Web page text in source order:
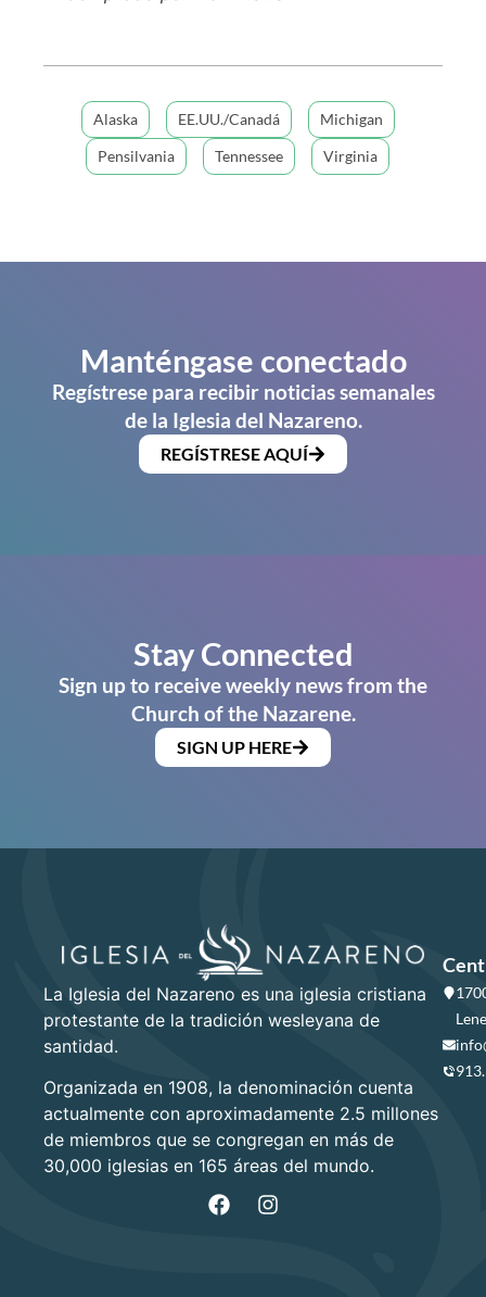
Alaska EE.UU./Canadá
Michigan
Pensilvania
Tennessee Virginia
Manténgase conectado
Regístrese para recibir noticias semanales
de la Iglesia del Nazareno.
REGÍSTRESE AQUÍ
Stay Connected
Sign up to receive weekly news from the
Church of the Nazarene.
SIGN UP HERE
La Iglesia del Nazareno es una iglesia cristiana
protestante de la tradición wesleyana de
santidad.
Organizada en 1908, la denominación cuenta
actualmente con aproximadamente 2.5 millones
de miembros que se congregan en más de
30,000 iglesias en 165 áreas del mundo.